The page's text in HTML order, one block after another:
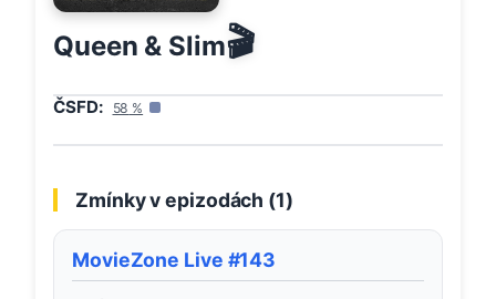
Queen & Slim🎬
ČSFD: 58 %
Zmínky v epizodách (1)
MovieZone Live #143